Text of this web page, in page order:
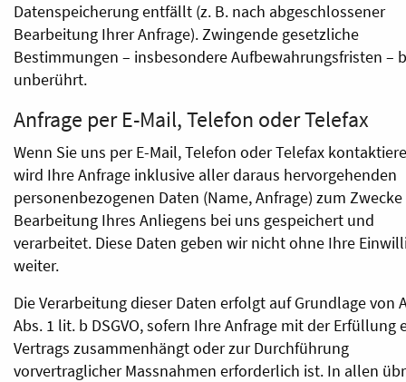
Datenspeicherung entfällt (z. B. nach abgeschlossener
Bearbeitung Ihrer Anfrage). Zwingende gesetzliche
Bestimmungen – insbesondere Aufbewahrungsfristen –
unberührt.
Anfrage per E-Mail, Telefon oder Telefax
Wenn Sie uns per E-Mail, Telefon oder Telefax
wird Ihre Anfrage inklusive aller daraus hervorgehenden
personenbezogenen Daten (Name, Anfrage) zum
Bearbeitung Ihres Anliegens bei uns gespeichert und
verarbeitet. Diese Daten geben wir nicht ohne Ihre
weiter.
Die Verarbeitung dieser Daten erfolgt auf Grundlage von
Abs. 1 lit. b DSGVO, sofern Ihre Anfrage mit der Erfüllung
Vertrags zusammenhängt oder zur Durchführung
vorvertraglicher Massnahmen erforderlich ist. In allen